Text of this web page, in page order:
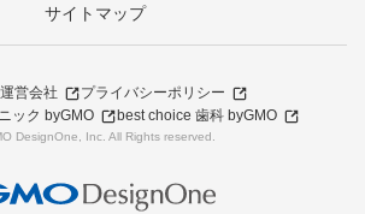
サイトマップ
運営会社
プライバシーポリシー
ック byGMO
best choice 歯科 byGMO
DesignOne, Inc. All Rights reserved.